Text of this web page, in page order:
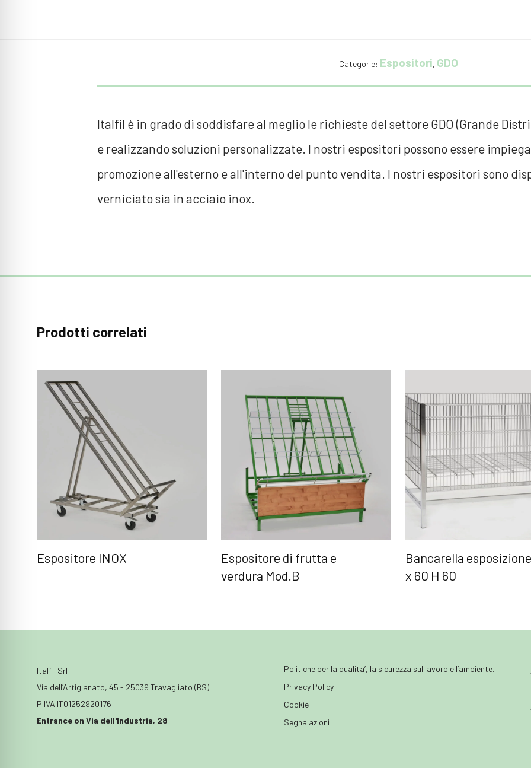
Categorie: Espositori, GDO
Italfil è in grado di soddisfare al meglio le richieste del settore GDO (Grande
e realizzando soluzioni personalizzate. I nostri espositori possono essere
promozione all'esterno e all'interno del punto vendita. I nostri espositori sono
verniciato sia in acciaio inox.
Prodotti correlati
Espositore INOX
Espositore di frutta e
verdura Mod.B
Bancarella
x 60 H 60
Italfil Srl
Via dell’Artigianato, 45 - 25039 Travagliato (BS)
P.IVA IT01252920176
Entrance on Via dell'Industria, 28
Politiche per la qualita’, la sicurezza sul lavoro e l’ambiente.
Privacy Policy
Cookie
Segnalazioni